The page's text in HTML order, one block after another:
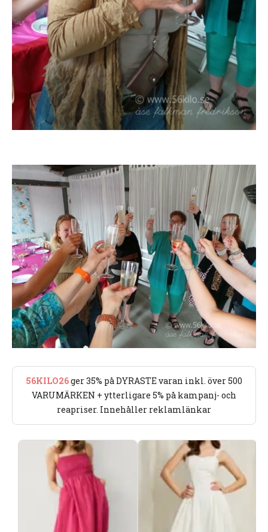
56KILO26ger 35% på DYRASTE varan inkl. över 500
VARUMÄRKEN + ytterligare 5% på kampanj- och
reapriser. Innehåller reklamlänkar